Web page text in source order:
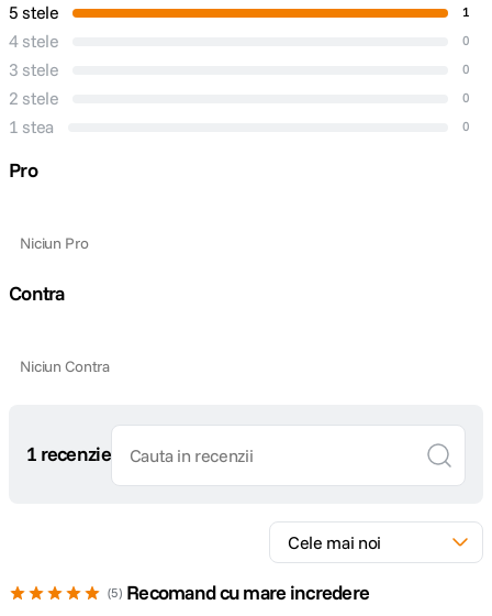
5 stele 1
4 stele 0
3 stele 0
2 stele 0
1 stea 0
Pro
Niciun Pro
Contra
Niciun Contra
1 recenzie
5 Recomand cu mare incredere